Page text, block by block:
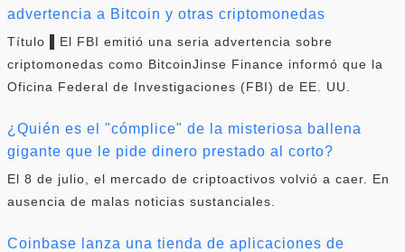
advertencia a Bitcoin y otras criptomonedas
Título ▌El FBI emitió una seria advertencia sobre
criptomonedas como BitcoinJinse Finance informó que la
Oficina Federal de Investigaciones (FBI) de EE. UU.
¿Quién es el "cómplice" de la misteriosa ballena
gigante que le pide dinero prestado al corto?
El 8 de julio, el mercado de criptoactivos volvió a caer. En
ausencia de malas noticias sustanciales.
Coinbase lanza una tienda de aplicaciones de